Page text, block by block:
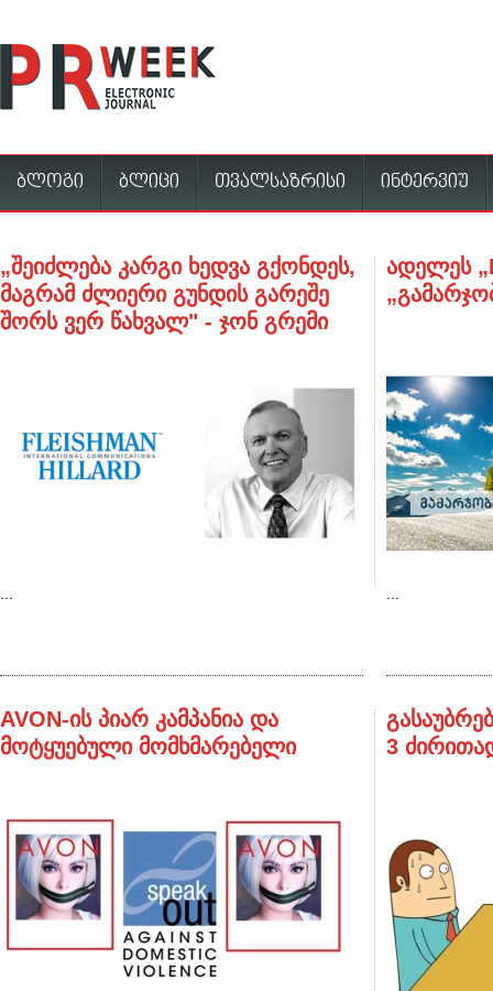
ბლოგი ბლიცი თვალსაზრისი ინტერვიუ
„შეიძლება კარგი ხედვა გქონდეს,
მაგრამ ძლიერი გუნდის გარეშე
შორს ვერ წახვალ" - ჯონ გრემი
ადელეს
AVON-ის პიარ კამპანია და
მოტყუებული მომხმარებელი
3